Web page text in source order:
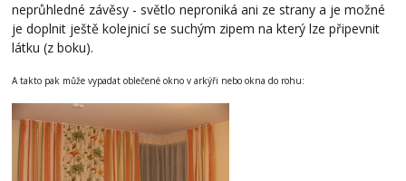
neprůhledné závěsy - světlo neproniká ani ze strany a je možné
je doplnit ještě kolejnicí se suchým zipem na který lze připevnit
látku (z boku).
A takto pak může vypadat oblečené okno v arkýři nebo okna do rohu: